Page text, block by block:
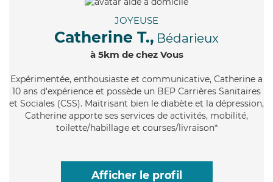
JOYEUSE
Catherine T., Bédarieux
à 5km de chez Vous
Expérimentée, enthousiaste et communicative, Catherine a
10 ans d'expérience et possède un BEP Carrières Sanitaires
et Sociales (CSS). Maitrisant bien le diabète et la dépression,
Catherine apporte ses services de activités, mobilité,
toilette/habillage et courses/livraison*
Afficher le profil